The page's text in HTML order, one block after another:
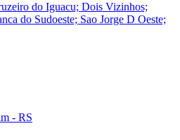
do Iguacu; Dois Vizinhos;
do Sudoeste; Sao Jorge D Oeste;
- RS